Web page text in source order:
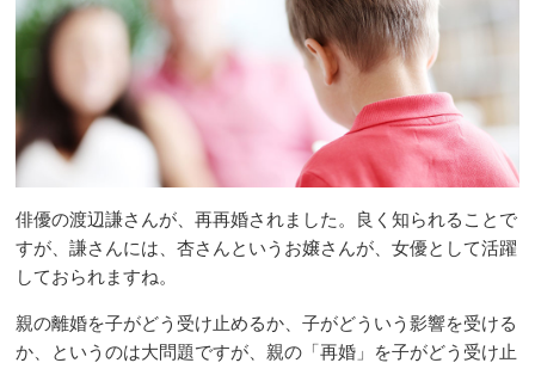
俳優の渡辺謙さんが、再再婚されました。良く知られることで
すが、謙さんには、杏さんというお嬢さんが、女優として活躍
しておられますね。
親の離婚を子がどう受け止めるか、子がどういう影響を受ける
か、というのは大問題ですが、親の「再婚」を子がどう受け止